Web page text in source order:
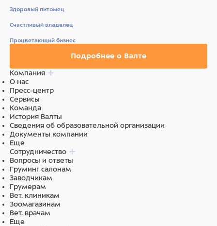
•биологическая губка и активированный уголь
доступны как запасные части
качества CE
Состав
.
Здоровый питомец
Счастливый владелец
Процветающий бизнес
Подробнее о Валте
Компания
О нас
Пресс-центр
Сервисы
Команда
История Валты
Сведения об образовательной организации
Документы компании
Еще
Сотрудничество
Вопросы и ответы
Груминг салонам
Заводчикам
Грумерам
Вет. клиникам
Зоомагазинам
Вет. врачам
Еще